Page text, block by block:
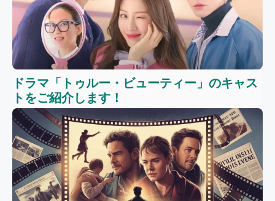
ドラマ「トゥルー・ビューティー」のキャス
トをご紹介します！